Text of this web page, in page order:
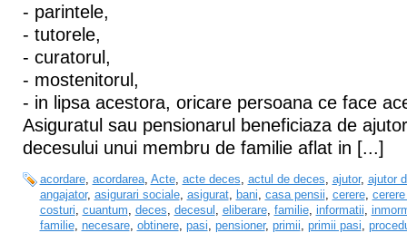
- parintele,
- tutorele,
- curatorul,
- mostenitorul,
- in lipsa acestora, oricare persoana ce face
Asiguratul sau pensionarul beneficiaza de
decesului unui membru de familie aflat in [...]
acordare, acordarea, Acte, acte deces actul de deces ajutor, ajutor
angajator, asigurari sociale, asigurat, bani casa pensii cerere,
costuri cuantum deces decesul eliberare, familie, informatii
familie, necesare, obtinere, pasi pensioner, primii primii pasi